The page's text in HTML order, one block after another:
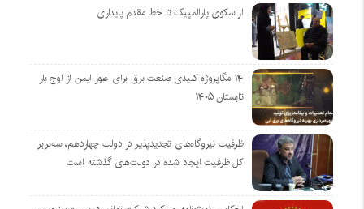
از سکوی پارالمپیک تا خط مقدم پایداری
۱۴ مگاپروژه‌ کلیدی صنعت برق برای عبور ایمن از اوج بار
تابستان ۱۴۰۵
ظرفیت نیروگاه‌های تجدیدپذیر در دولت چهاردهم، سه‌برابر
کل ظرفیت ایجاد شده در دولت‌های گذشته است